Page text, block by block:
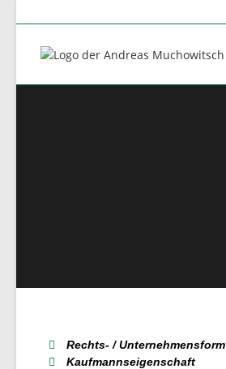
Rechts- / Unternehmensform
Kaufmannseigenschaft